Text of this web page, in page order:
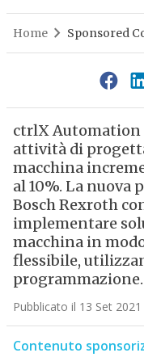
Home Sponsored
ctrlX Automation
attività di
macchina
al 10%. La
Bosch Rexroth
implementare
macchina in
flessibile,
programmazione.
Pubblicato il 13 Set 2021
Contenuto